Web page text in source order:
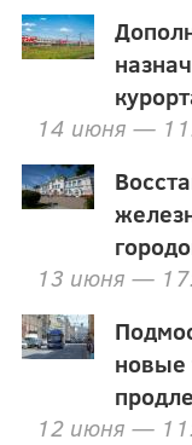
14 июня —
13 июня —
новые
12 июня —